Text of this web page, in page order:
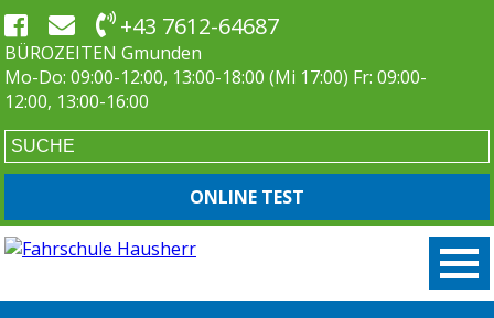
+43 7612-64687
BÜROZEITEN Gmunden
Mo-Do: 09:00-12:00, 13:00-18:00 (Mi 17:00) Fr: 09:00-
12:00, 13:00-16:00
ONLINE TEST